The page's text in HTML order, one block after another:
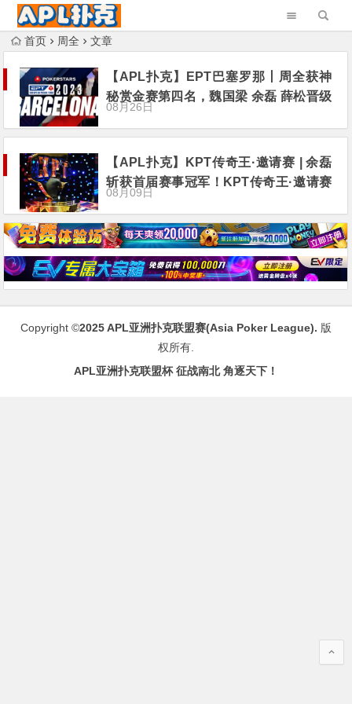
首页 周全 文章
【APL扑克】EPT巴塞罗那丨周全获神
秘赏金赛第四名，魏国梁 余磊 薛松晋级
开幕赛Day2
08月26日
【APL扑克】KPT传奇王·邀请赛 | 余磊
斩获首届赛事冠军！KPT传奇王·邀请赛
圆满落幕！
08月09日
Copyright ©2025APL亚洲扑克联盟赛(Asia Poker League). 版
权所有.
APL亚洲扑克联盟杯 征战南北 角逐天下！